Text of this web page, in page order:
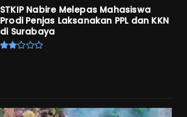
STKIP Nabire Melepas Mahasiswa
Prodi Penjas Laksanakan PPL dan KKN
di Surabaya